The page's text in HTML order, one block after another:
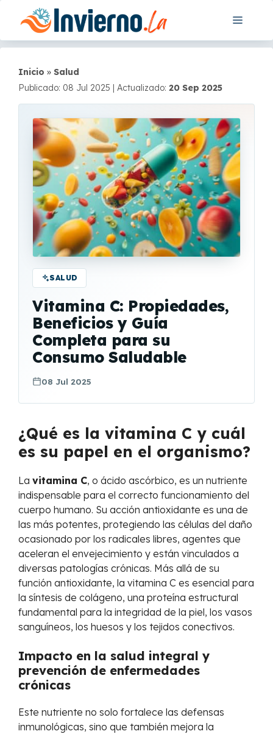
contenido
Menú
Inicio » Salud
Publicado: 08 Jul 2025 | Actualizado: 20 Sep 2025
SALUD
Vitamina C: Propiedades,
Beneficios y Guía
Completa para su
Consumo Saludable
08 Jul 2025
¿Qué es la vitamina C y cuál
es su papel en el organismo?
La vitamina C, o ácido ascórbico, es un nutriente
indispensable para el correcto funcionamiento del
cuerpo humano. Su acción antioxidante es una de
las más potentes, protegiendo las células del daño
ocasionado por los radicales libres, agentes que
aceleran el envejecimiento y están vinculados a
diversas patologías crónicas. Más allá de su
función antioxidante, la vitamina C es esencial para
la síntesis de colágeno, una proteína estructural
fundamental para la integridad de la piel, los vasos
sanguíneos, los huesos y los tejidos conectivos.
Impacto en la salud integral y
prevención de enfermedades
crónicas
Este nutriente no solo fortalece las defensas
inmunológicas, sino que también mejora la